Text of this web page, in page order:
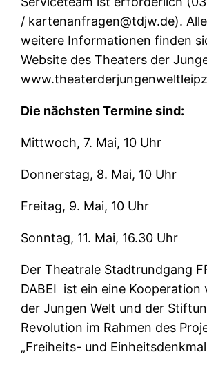
/ kartenanfragen@tdjw.de).
weitere Informationen finden
Website des Theaters der
Die nächsten Termine sind:
Mittwoch, 7. Mai, 10 Uhr
Donnerstag, 8. Mai, 10 Uhr
Freitag, 9. Mai, 10 Uhr
Sonntag, 11. Mai, 16.30 Uhr
Der Theatrale Stadtrundgang
DABEI ist ein eine Kooperation
der Jungen Welt und der
Revolution im Rahmen des
„Freiheits- und